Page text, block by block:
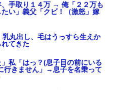
、手取り１４万 → 俺「２２万も
い」義父「クビ！（激怒」嫁
乳丸出し、毛はうっすら生えか
てきた
私「はっ？(息子目の前にいる
行きません」→息子を名乗って